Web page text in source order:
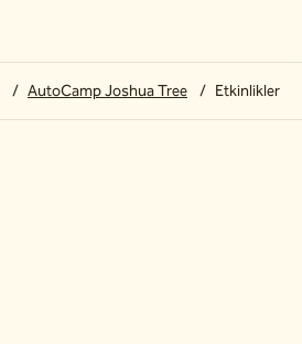
/ AutoCamp Joshua Tree / Etkinlikler